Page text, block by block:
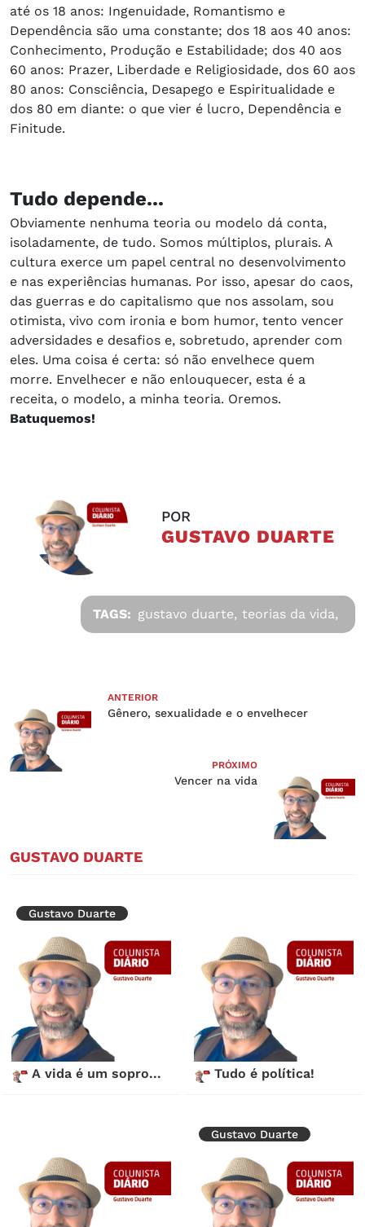
até os 18 anos: Ingenuidade, Romantismo e
Dependência são uma constante; dos 18 aos 40 anos:
Conhecimento, Produção e Estabilidade; dos 40 aos
60 anos: Prazer, Liberdade e Religiosidade, dos 60 aos
80 anos: Consciência, Desapego e Espiritualidade e
dos 80 em diante: o que vier é lucro, Dependência e
Finitude.
Tudo depende...
Obviamente nenhuma teoria ou modelo dá conta,
isoladamente, de tudo. Somos múltiplos, plurais. A
cultura exerce um papel central no desenvolvimento
e nas experiências humanas. Por isso, apesar do caos,
das guerras e do capitalismo que nos assolam, sou
otimista, vivo com ironia e bom humor, tento vencer
adversidades e desafios e, sobretudo, aprender com
eles. Uma coisa é certa: só não envelhece quem
morre. Envelhecer e não enlouquecer, esta é a
receita, o modelo, a minha teoria. Oremos.
Batuquemos!
POR
GUSTAVO DUARTE
TAGS: gustavo duarte, teorias da vida,
ANTERIOR
Gênero, sexualidade e o envelhecer
PRÓXIMO
Vencer na vida
GUSTAVO DUARTE
Gustavo Duarte
A vida é um sopro... Tudo é política!
Gustavo Duarte